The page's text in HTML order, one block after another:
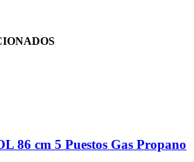
86 cm 5 Puestos Gas Propano